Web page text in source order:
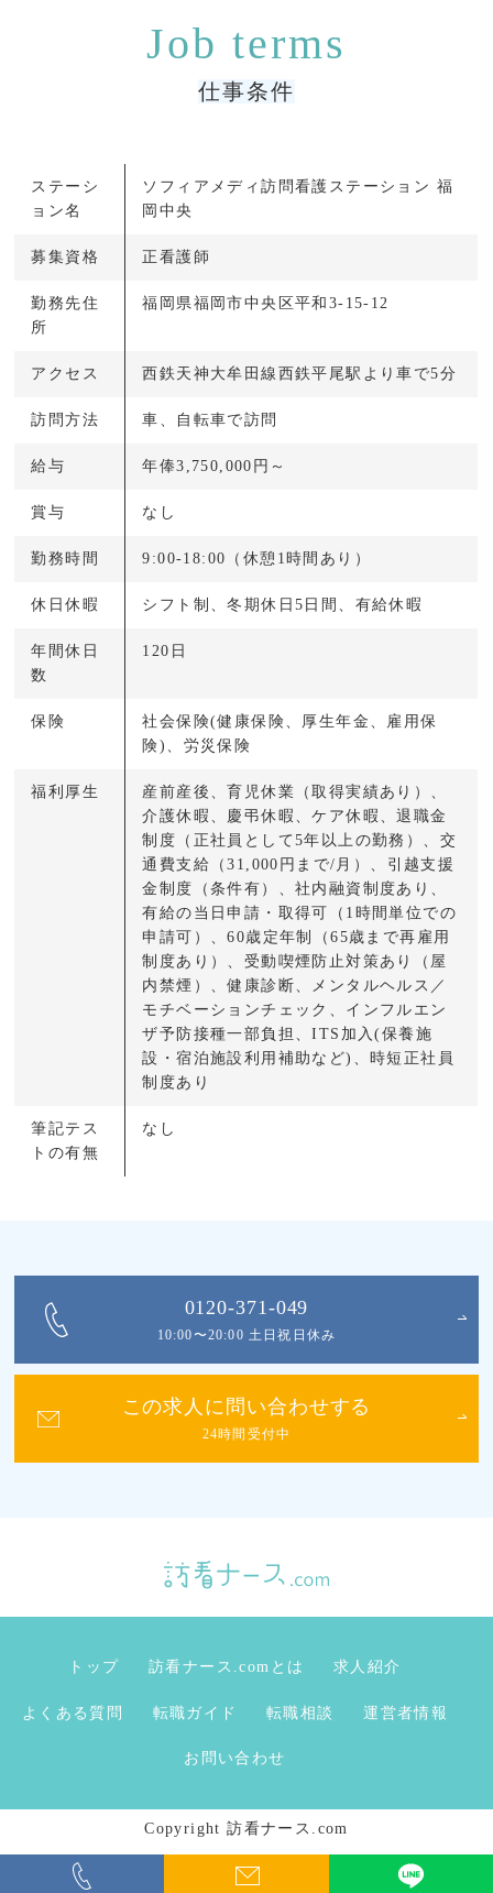
仕事条件
ステーシ
ョン名
ソフィアメディ訪問看護ステーション 福
岡中央
募集資格 正看護師
勤務先住
所
福岡県福岡市中央区平和3-15-12
アクセス 西鉄天神大牟田線西鉄平尾駅より車で5分
訪問方法 車、自転車で訪問
給与 年俸3,750,000円～
賞与 なし
勤務時間 9:00-18:00（休憩1時間あり）
休日休暇 シフト制、冬期休日5日間、有給休暇
年間休日
数
120日
保険
社会保険(健康保険、厚生年金、雇用保
険)、労災保険
福利厚生
産前産後、育児休業（取得実績あり）、
介護休暇、慶弔休暇、ケア休暇、退職金
制度（正社員として5年以上の勤務）、交
通費支給（31,000円まで/月）、引越支援
金制度（条件有）、社内融資制度あり、
有給の当日申請・取得可（1時間単位での
申請可）、60歳定年制（65歳まで再雇用
制度あり）、受動喫煙防止対策あり（屋
内禁煙）、健康診断、メンタルヘルス／
モチベーションチェック、インフルエン
ザ予防接種一部負担、ITS加入(保養施
設・宿泊施設利用補助など)、時短正社員
制度あり
筆記テス
トの有無
なし
0120-371-049
10:00〜20:00 土日祝日休み
この求人に問い合わせする
24時間受付中
トップ 訪看ナース.comとは 求人紹介
よくある質問 転職ガイド 転職相談 運営者情報
お問い合わせ
Copyright 訪看ナース.com